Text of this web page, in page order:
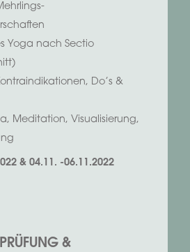
Yoga nach Sectio
Do’s &
Meditation, Visualisierung,
& 04.11. -06.11.2022
&